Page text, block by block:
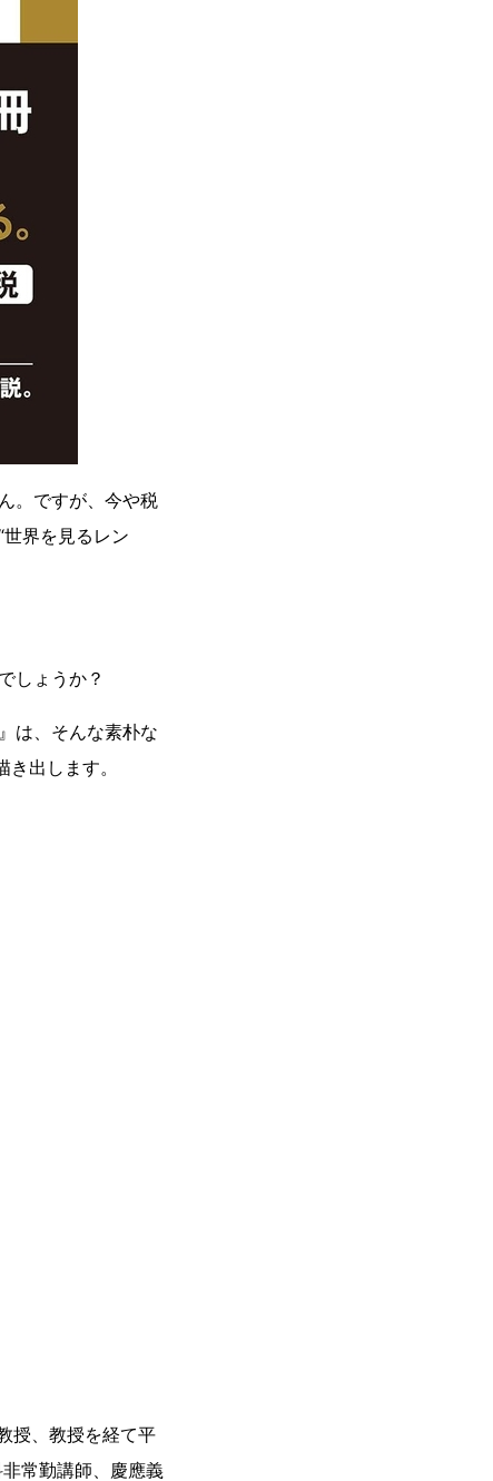
。ですが、今や税
界を見るレン
しょうか？
は、そんな素朴な
出します。
授、教授を経て平
常勤講師、慶應義